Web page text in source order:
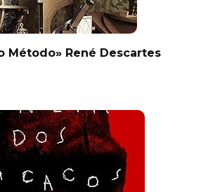
Método» René Descartes